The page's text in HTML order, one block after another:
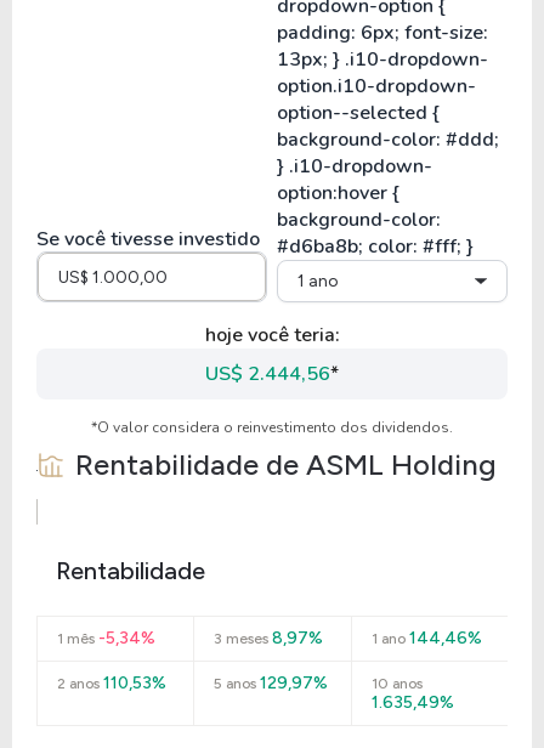
Se você tivesse investido
1 ano
hoje você teria:
US$ 2.444,56*
*O valor considera o reinvestimento dos dividendos.
Rentabilidade de ASML Holding
Rentabilidade
1 mês -5,34% 3 meses 8,97% 1 ano144,46%
2 anos 110,53% 5 anos 129,97% 10 anos
1.635,49%